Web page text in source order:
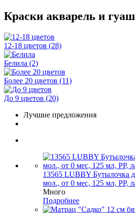
Краски акварель и
12-18 цветов (28)
Белила (2)
Более 20 цветов (11)
До 9 цветов (20)
Лучшие предложения
13565 LUBBY Бутылочка
мол., от 0 мес, 125 мл, PP,
Много
Подробнее